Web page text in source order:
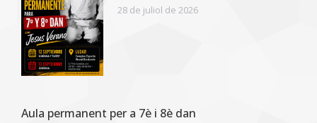
28 de juliol de 2026
Aula permanent per a 7è i 8è dan